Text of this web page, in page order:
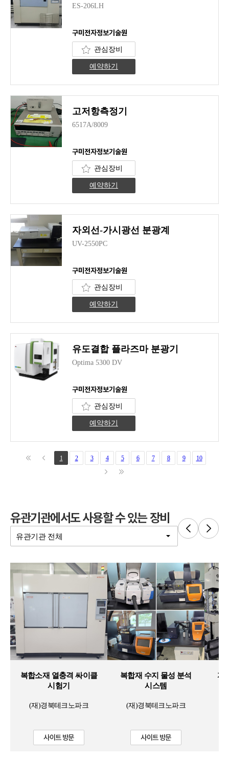
ES-206LH
구미전자정보기술원
관심장비
예약하기
고저항측정기
6517A/8009
구미전자정보기술원
관심장비
예약하기
자외선-가시광선 분광계
UV-2550PC
구미전자정보기술원
관심장비
예약하기
유도결합 플라즈마 분광기
Optima 5300 DV
구미전자정보기술원
관심장비
예약하기
1 2 3 4 5 6 7 8 9 10
유관기관에서도 사용할 수 있는 장비
복합소재 열충격 싸이클
시험기
(재)경북테크노파크
사이트 방문
복합재 수지 물성 분석
시스템
(재)경북테크노파크
사이트 방문
자